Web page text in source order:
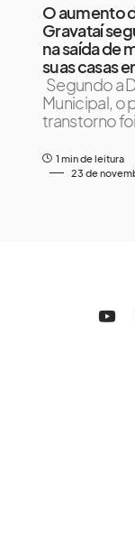
O aumento
Gravataí
na saída de
suas casas
Segundo a
Municipal, o
transtorno
1 min de leitura
23 de